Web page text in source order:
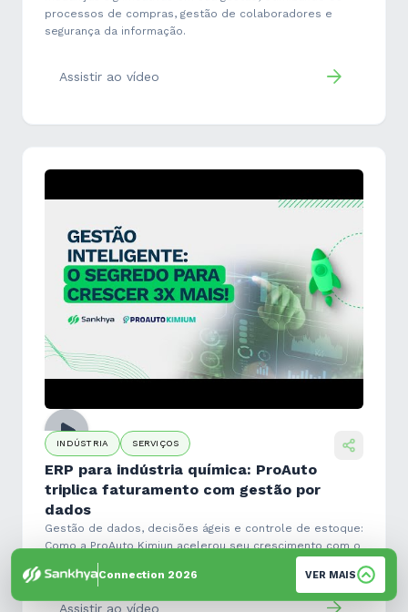
processos de compras, gestão de colaboradores e
segurança da informação.
Assistir ao vídeo
INDÚSTRIA SERVIÇOS
ERP para indústria química: ProAuto
triplica faturamento com gestão por
dados
Gestão de dados, decisões ágeis e controle de estoque:
Como a ProAuto Kimiun acelerou seu crescimento com o
ERP Sankhya.
Assistir ao vídeo
Connection 2026 VER MAIS